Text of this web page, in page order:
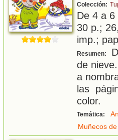
Colección:
De 4 a
30 p.;
imp.;
Resumen:
de
a
las
color.
Temática:
Muñecos